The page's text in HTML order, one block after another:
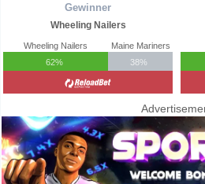
Gewinner
Wheeling Nailers
Wheeling Nailers
62%
Maine Mariners
38%